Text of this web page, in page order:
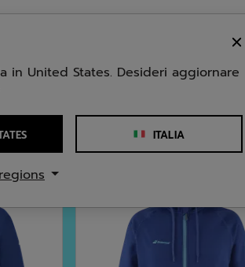
Genere
in United States. Desideri aggiornare
ITALIA